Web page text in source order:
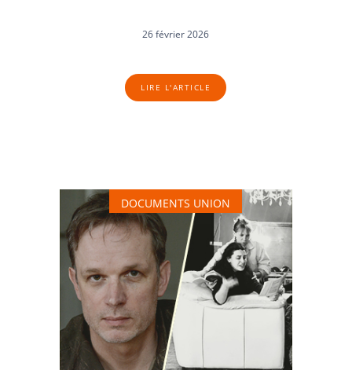
26 février 2026
LIRE L'ARTICLE
DOCUMENTS UNION